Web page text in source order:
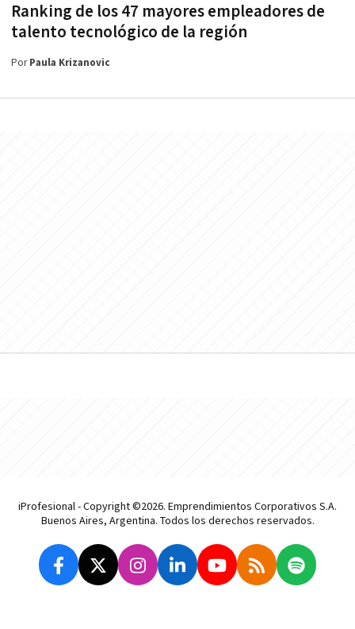
Ranking de los 47 mayores empleadores de
talento tecnológico de la región
PorPaula Krizanovic
iProfesional - Copyright ©2026. Emprendimientos Corporativos S.A.
Buenos Aires, Argentina. Todos los derechos reservados.